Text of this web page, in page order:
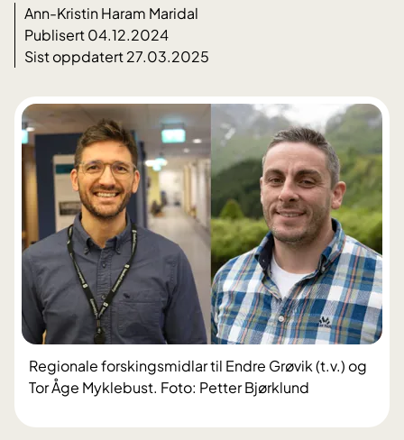
Ann-Kristin Haram Maridal
Publisert 04.12.2024
Sist oppdatert 27.03.2025
Regionale forskingsmidlar til Endre Grøvik (t.v.) og
Tor Åge Myklebust. Foto: Petter Bjørklund